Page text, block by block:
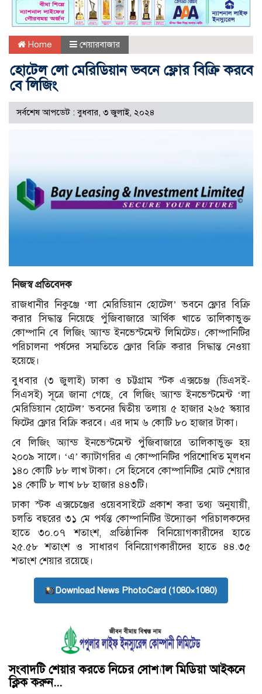
Home শেয়ারবাজার
হোটেল লো মেরিডিয়ান ভবনে ফ্লোর বিক্রি করবে
বে লিজিং
সর্বশেষ আপডেট : বুধবার, ৩ জুলাই, ২০২৪
নিজস্ব প্রতিবেদক
রাজধানীর নিকুঞ্জে ‘লা মেরিডিয়ান হোটেল’ ভবনে ফ্লোর বিক্রি
করার সিদ্ধান্ত নিয়েছে পুঁজিবাজারে আর্থিক খাতে তালিকাভুক্ত
কোম্পানি বে লিজিং অ্যান্ড ইনভেস্টমেন্ট লিমিটেড। কোম্পানিটির
পরিচালনা পর্ষদের সম্মতিতে ফ্লোর বিক্রি করার সিদ্ধান্ত নেওয়া
হয়েছে।
বুধবার (৩ জুলাই) ঢাকা ও চট্টগ্রাম স্টক এক্সচেঞ্জ (ডিএসই-
সিএসই) সূত্রে জানা গেছে, বে লিজিং অ্যান্ড ইনভেস্টমেন্ট ‘লা
মেরিডিয়ান হোটেল’ ভবনের দ্বিতীয় তলায় ৫ হাজার ২৬৫ স্কয়ার
ফিটের ফ্লোর বিক্রি করবে। এর দাম ৬ কোটি ৮০ হাজার টাকা।
বে লিজিং অ্যান্ড ইনভেস্টমেন্ট পুঁজিবাজারে তালিকাভুক্ত হয়
২০০৯ সালে। ‘এ’ ক্যাটাগরির এ কোম্পানিটির পরিশোধিত মূলধন
১৪০ কোটি ৮৮ লাখ টাকা। সে হিসেবে কোম্পানিটির মোট শেয়ার
১৪ কোটি ৮ লাখ ৮৮ হাজার ৪৪৩টি।
ঢাকা স্টক এক্সচেঞ্জের ওয়েবসাইটে প্রকাশ করা তথ্য অনুযায়ী,
চলতি বছরের ৩১ মে পর্যন্ত কোম্পানিটির উদ্যোক্তা পরিচালকদের
হাতে ৩০.০৭ শতাংশ, প্রতিষ্ঠানিক বিনিয়োগকারীদের হাতে
২৫.৫৮ শতাংশ ও সাধারণ বিনিয়োগকারীদের হাতে ৪৪.৩৫
শতাংশ শেয়ার রয়েছে।
Download News PhotoCard (1080×1080)
সংবাদটি শেয়ার করতে নিচের সোশ্যাল মিডিয়া আইকনে
ক্লিক করুন...